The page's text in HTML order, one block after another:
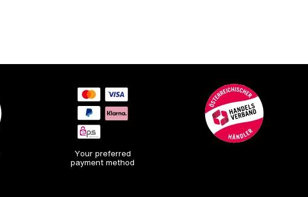
Your preferred
payment method